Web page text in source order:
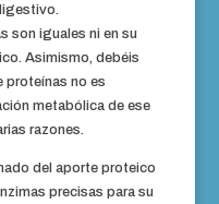
son iguales ni en su
Asimismo, debéis
proteínas no es
metabólica de ese
razones.
del aporte proteico
precisas para su